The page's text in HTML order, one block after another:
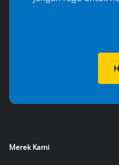
Merek Kami